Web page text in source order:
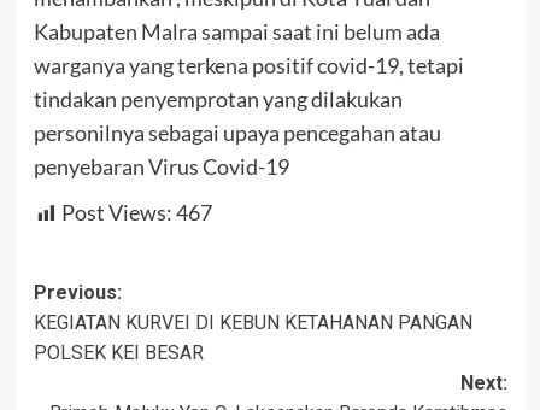
Kabupaten Malra sampai saat ini belum ada
warganya yang terkena positif covid-19, tetapi
tindakan penyemprotan yang dilakukan
personilnya sebagai upaya pencegahan atau
penyebaran Virus Covid-19
Post Views:467
Post
navigation
Previous:
KEGIATAN KURVEI DI KEBUN KETAHANAN PANGAN
POLSEK KEI BESAR
Next: